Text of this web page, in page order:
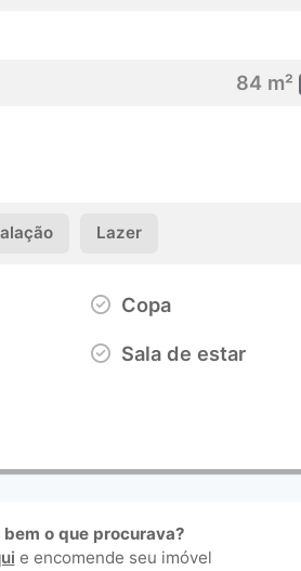
84 m²
Lazer
Copa
Sala de estar
bem o que procurava?
e encomende seu imóvel